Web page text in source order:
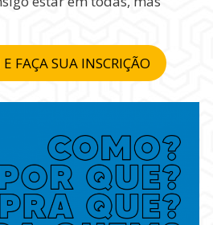
FAÇA SUA INSCRIÇÃO